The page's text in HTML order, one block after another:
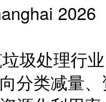
2026
圾处理行
分类减量